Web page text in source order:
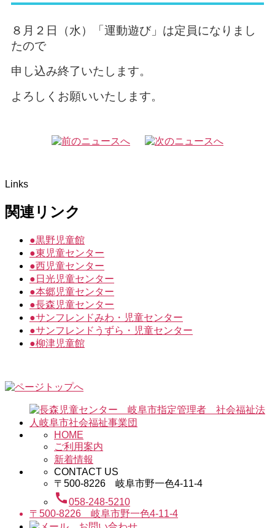
８月２日（水）「運動遊び」は定員になりまし
たので
申し込み終了いたします。
よろしくお願いいたします。
Links
関連リンク
●黒野児童館
●東児童センター
●西児童センター
● 日光児童センター
●本郷児童センター
●長森児童センター
●サンフレンドみわ・児童センター
●サンフレンドうずら・児童センター
●柳津児童館
HOME
ご利用案内
新着情報
CONTACT US
〒500-8226 岐阜市野一色4-11-4
call058-248-5210
〒500-8226 岐阜市野一色4-11-4